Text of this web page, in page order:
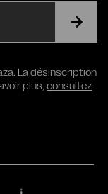
La désinscription
plus,consultez